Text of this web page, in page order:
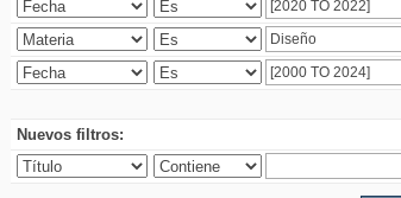
Nuevos filtros: